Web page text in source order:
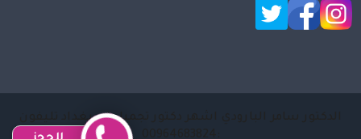
الدكتور سامر البارودي اشهر دكتور تجميل في بغداد تليفون